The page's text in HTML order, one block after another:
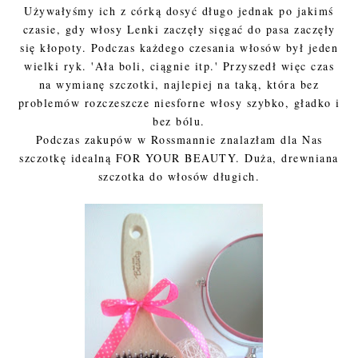
Używałyśmy ich z córką dosyć długo jednak po jakimś
czasie, gdy włosy Lenki zaczęły sięgać do pasa zaczęły
się kłopoty. Podczas każdego czesania włosów był jeden
wielki ryk. 'Ała boli, ciągnie itp.' Przyszedł więc czas
na wymianę szczotki, najlepiej na taką, która bez
problemów rozczeszcze niesforne włosy szybko, gładko i
bez bólu.
Podczas zakupów w Rossmannie znalazłam dla Nas
szczotkę idealną FOR YOUR BEAUTY. Duża, drewniana
szczotka do włosów długich.